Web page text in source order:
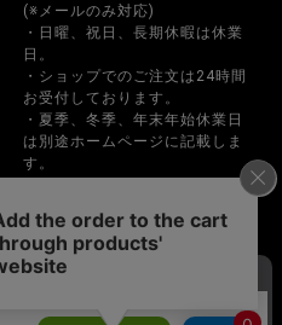
(※メールのみ対応)
・日曜、祝日、長期休暇は休業
日。
・ショップでのご注文は24時間
お受付しております。
・夏季、冬季、年末年始休業日
は別途ホームページに記載しま
す。
・お電話でのご注文、お問い合
なります。
ンズファッション通販サイト